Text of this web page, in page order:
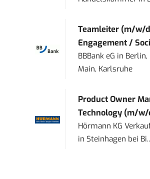
Teamleiter (m/w/
Engagement /
BBBank eG in
Main, Karlsruhe
Product Owner
Technology (m/
Hörmann KG
in Steinhagen bei